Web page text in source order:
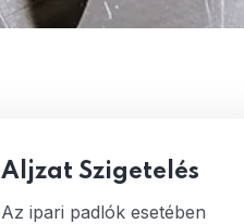
Aljzat Szigetelés
Az ipari padlók esetében